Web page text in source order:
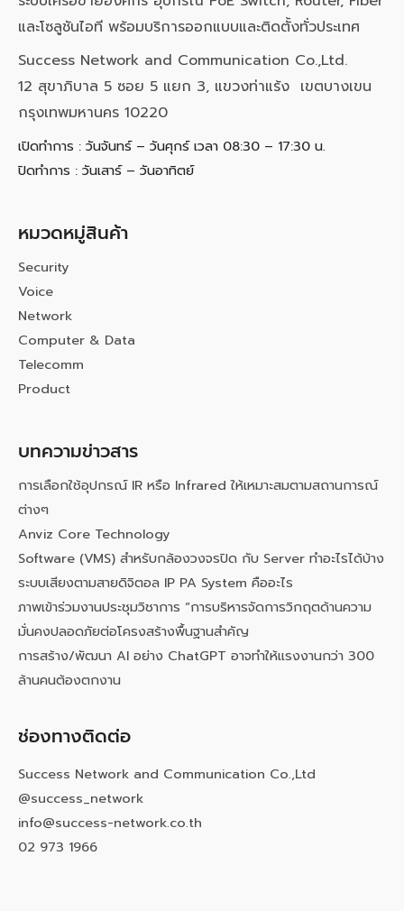
และโซลูชันไอที พร้อมบริการออกแบบและติดตั้งทั่วประเทศ
Success Network and Communication Co.,Ltd.
12 สุขาภิบาล 5 ซอย 5 แยก 3, แขวงท่าแร้ง เขตบางเขน
กรุงเทพมหานคร 10220
เปิดทำการ : วันจันทร์ – วันศุกร์ เวลา 08:30 – 17:30 น.
ปิดทำการ : วันเสาร์ – วันอาทิตย์
หมวดหมู่สินค้า
Security
Voice
Network
Computer & Data
Telecomm
Product
บทความข่าวสาร
การเลือกใช้อุปกรณ์ IR หรือ Infrared ให้เหมาะสมตามสถานการณ์
ต่างๆ
Anviz Core Technology
Software (VMS) สำหรับกล้องวงจรปิด กับ Server ทำอะไรได้บ้าง
ระบบเสียงตามสายดิจิตอล IP PA System คืออะไร
ภาพเข้าร่วมงานประชุมวิชาการ “การบริหารจัดการวิกฤตด้านความ
มั่นคงปลอดภัยต่อโครงสร้างพื้นฐานสำคัญ
การสร้าง/พัฒนา AI อย่าง ChatGPT อาจทำให้แรงงานกว่า 300
ล้านคนต้องตกงาน
ช่องทางติดต่อ
Success Network and Communication Co.,Ltd
@success_network
info@success-network.co.th
02 973 1966